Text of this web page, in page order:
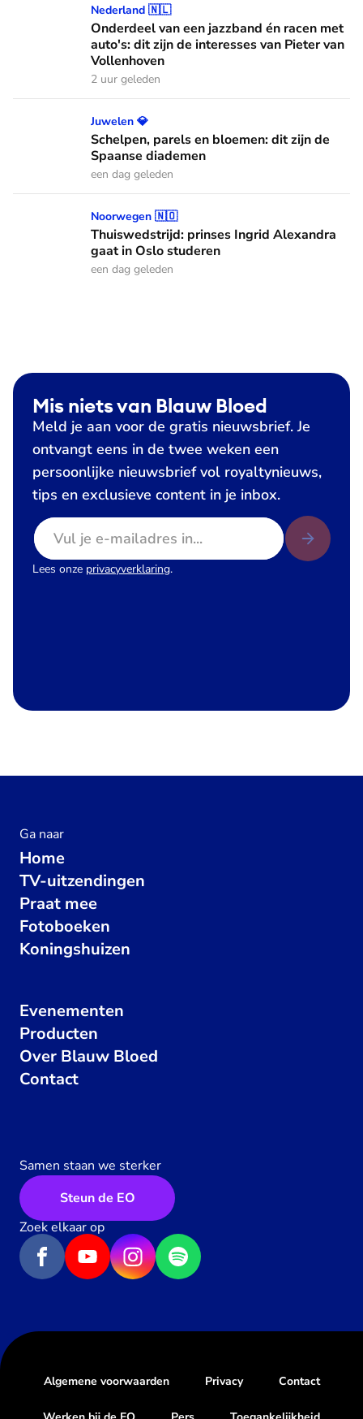
Onderdeel van een jazzband én racen met auto's: dit zijn
Nederland 🇳🇱
Onderdeel van een jazzband én racen met
auto's: dit zijn de interesses van Pieter van
Vollenhoven
2 uur geleden
Schelpen, parels en bloemen: dit zijn de Spaanse diademen
Juwelen 💎
Schelpen, parels en bloemen: dit zijn de
Spaanse diademen
een dag geleden
Thuiswedstrijd: prinses Ingrid Alexandra gaat in Oslo
Noorwegen 🇳🇴
Thuiswedstrijd: prinses Ingrid Alexandra
gaat in Oslo studeren
een dag geleden
Mis niets van Blauw Bloed
Meld je aan voor de gratis nieuwsbrief. Je
ontvangt eens in de twee weken een
persoonlijke nieuwsbrief vol royaltynieuws,
tips en exclusieve content in je inbox.
E-mailadres
Lees onze privacyverklaring.
Ga naar
Home
TV-uitzendingen
Praat mee
Fotoboeken
Koningshuizen
Evenementen
Producten
Over Blauw Bloed
Contact
Samen staan we sterker
Steun de EO
Zoek elkaar op
Algemene voorwaarden Privacy Contact